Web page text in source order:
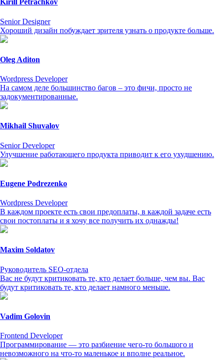
Kirill Petrachkov
Senior Designer
Хороший дизайн побуждает зрителя узнать о продукте больше.
Oleg Aditon
Wordpress Developer
На самом деле большинство багов – это фичи, просто не
задокументированные.
Mikhail Shuvalov
Senior Developer
Улучшение работающего продукта приводит к его ухудшению.
Eugene Podrezenko
Wordpress Developer
В каждом проекте есть свои предоплаты, в каждой задаче есть
свои постоплаты и я хочу все получить их однажды!
Maxim Soldatov
Руководитель SEO-отдела
Вас не будут критиковать те, кто делает больше, чем вы. Вас
будут критиковать те, кто делает намного меньше.
Vadim Golovin
Frontend Developer
Программирование — это разбиение чего-то большого и
невозможного на что-то маленькое и вполне реальное.